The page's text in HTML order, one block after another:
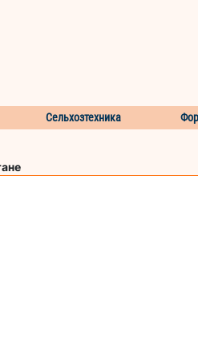
Сельхозтехника